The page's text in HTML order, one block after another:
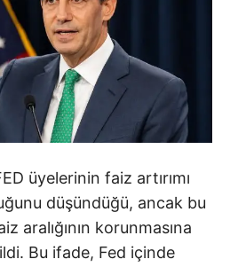
üyelerinin faiz artırımı
düşündüğü, ancak bu
aralığının korunmasına
Bu ifade, Fed içinde